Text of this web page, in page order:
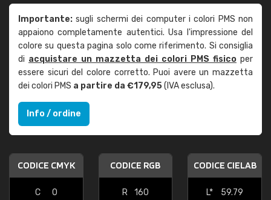
Importante: sugli schermi dei computer i colori PMS non
appaiono completamente autentici. Usa l'impressione del
colore su questa pagina solo come riferimento. Si consiglia
di acquistare un mazzetta dei colori PMS fisico per
essere sicuri del colore corretto. Puoi avere un mazzetta
dei colori PMS a partire da €179,95(IVA esclusa).
Info / ordine
CODICE CMYK
C
0
CODICE RGB
R
160
CODICE CIELAB
L*
59.79